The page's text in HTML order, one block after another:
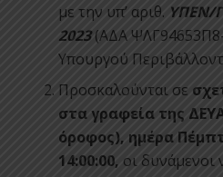
με την υπ’ αριθ. ΥΠΕΝ/
2023(ΑΔΑ
Υπουργού
Προσκαλούνται σε
στα γραφεία της
όροφος), ημέρα
14:00:00, οι